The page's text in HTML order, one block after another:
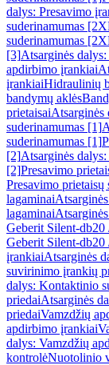
dalys: Presavimo
suderinamumas
suderinamumas
[3]Atsarginės
apdirbimo įrankiai
įrankiaiHidraulinių
bandymų aklės
prietaisaiAtsarginės
suderinamumas [1]
suderinamumas [1]
[2]Atsarginės
[2]Presavimo
Presavimo
lagaminai
lagaminai
Geberit Silent-db20
Geberit Silent-db20
įrankiaiAtsarginės
suvirinimo įrankių
dalys: Kontaktinio
priedaiAtsarginės
priedaiVamzdžių
apdirbimo įrankiai
dalys: Vamzdžių
kontrolėNuotolinio